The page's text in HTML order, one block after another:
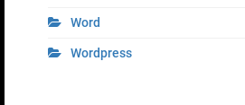
Word
Wordpress